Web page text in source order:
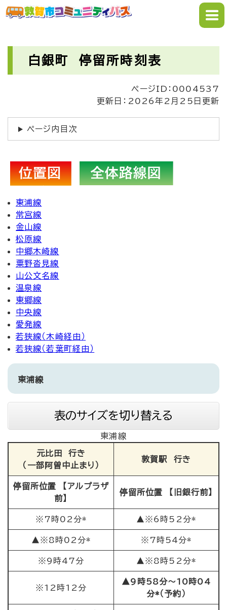
ペ
ー
メニューを飛ばして本文へ
白銀町 停留所時刻表
ページID：0004537
更新日：2026年2月25日更新
ページ内目次
東浦線
常宮線
金山線
松原線
中郷木崎線
粟野沓見線
山公文名線
温泉線
東郷線
中央線
愛発線
若狭線（木崎経由）
若狭線（若葉町経由）
東浦線
表のサイズを切り替える
東浦線
元比田 行き
（一部阿曽中止まり）
敦賀駅 行き
停留所位置 【アルプラザ
前】
停留所位置 【旧銀行前】
※7時02分* ▲※6時52分*
▲※8時02分* ※7時54分*
※9時47分 ▲※8時52分*
※12時12分
▲9時58分～10時04
分*（予約）